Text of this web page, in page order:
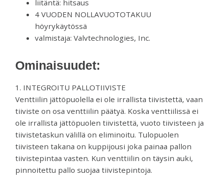
liitäntä: hitsaus
4 VUODEN NOLLAVUOTOTAKUU
höyrykäytössä
valmistaja: Valvtechnologies, Inc.
Ominaisuudet:
1. INTEGROITU PALLOTIIVISTE
Venttiilin jättöpuolella ei ole irrallista tiivistettä, vaan
tiiviste on osa venttiilin päätyä. Koska venttiilissä ei
ole irrallista jättöpuolen tiivistettä, vuoto tiivisteen ja
tiivistetaskun välillä on eliminoitu. Tulopuolen
tiivisteen takana on kuppijousi joka painaa pallon
tiivistepintaa vasten. Kun venttiilin on täysin auki,
pinnoitettu pallo suojaa tiivistepintoja.